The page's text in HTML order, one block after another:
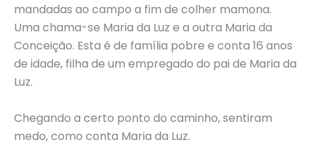
mandadas ao campo a fim de colher mamona.
Uma chama-se Maria da Luz e a outra Maria da
Conceição. Esta é de família pobre e conta 16 anos
de idade, filha de um empregado do pai de Maria da
Luz.
Chegando a certo ponto do caminho, sentiram
medo, como conta Maria da Luz.